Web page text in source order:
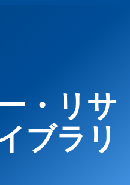
・リサ
ブラリ